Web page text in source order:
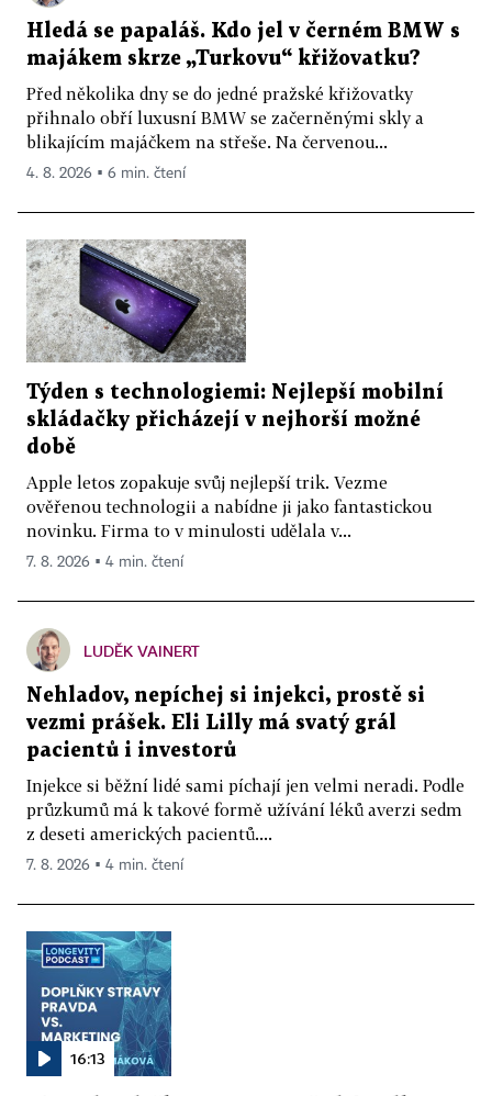
Hledá se papaláš. Kdo jel v černém BMW s
majákem skrze „Turkovu“ křižovatku?
Před několika dny se do jedné pražské křižovatky
přihnalo obří luxusní BMW se začerněnými skly a
blikajícím majáčkem na střeše. Na červenou...
4. 8. 2026 ▪ 6 min. čtení
Týden s technologiemi: Nejlepší mobilní
skládačky přicházejí v nejhorší možné
době
Apple letos zopakuje svůj nejlepší trik. Vezme
ověřenou technologii a nabídne ji jako fantastickou
novinku. Firma to v minulosti udělala v...
7. 8. 2026 ▪ 4 min. čtení
LUDĚK VAINERT
Nehladov, nepíchej si injekci, prostě si
vezmi prášek. Eli Lilly má svatý grál
pacientů i investorů
Injekce si běžní lidé sami píchají jen velmi neradi. Podle
průzkumů má k takové formě užívání léků averzi sedm
z deseti amerických pacientů....
7. 8. 2026 ▪ 4 min. čtení
16:13